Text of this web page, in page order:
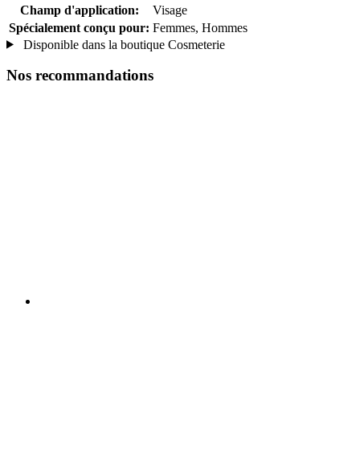
Champ d'application:
Visage
Spécialement conçu pour: Femmes, Hommes
Disponible dans la boutique Cosmeterie
Nos recommandations